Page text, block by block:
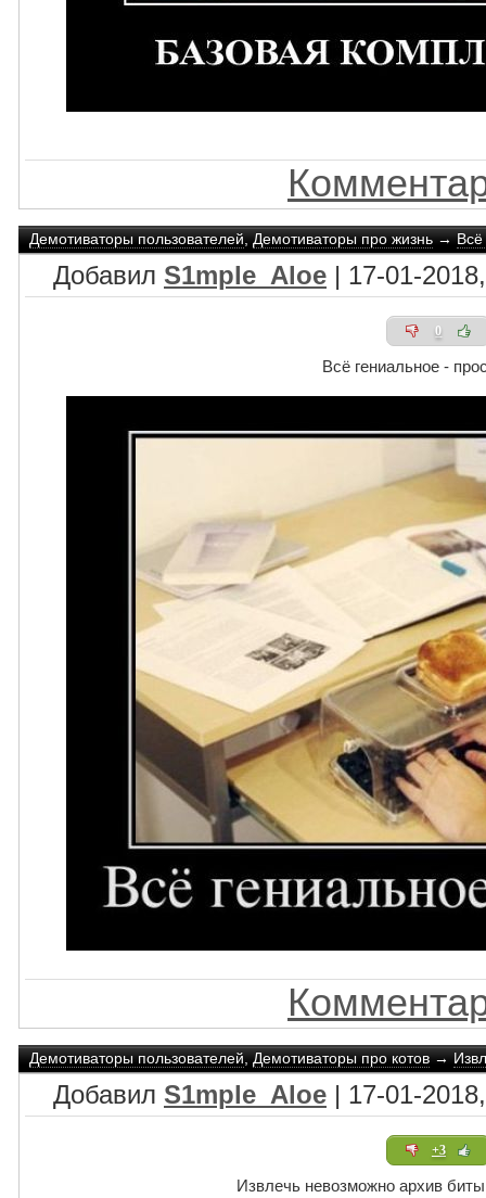
Демотиваторы пользователей,Демотиваторы про жизнь→Всё
Добавил S1mple_Aloe | 17-01-
0
Всё гениальное -
Демотиваторы пользователей,Демотиваторы про котов→
Добавил S1mple_Aloe | 17-01-
+3
Извлечь невозможно архив